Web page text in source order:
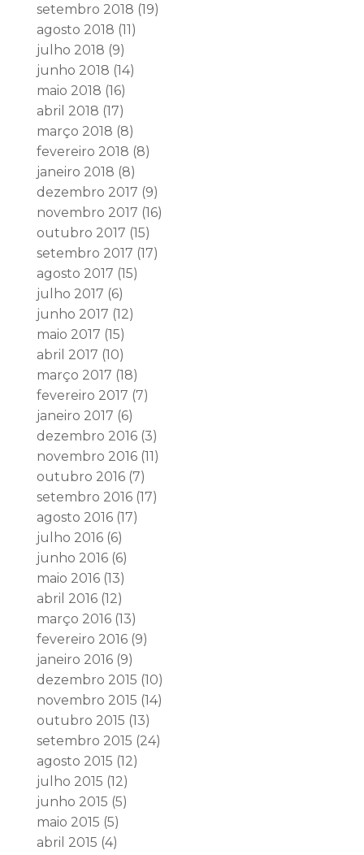
setembro 2018 (19)
agosto 2018 (11)
julho 2018 (9)
junho 2018 (14)
maio 2018 (16)
abril 2018 (17)
março 2018 (8)
fevereiro 2018 (8)
janeiro 2018 (8)
dezembro 2017 (9)
novembro 2017 (16)
outubro 2017 (15)
setembro 2017 (17)
agosto 2017 (15)
julho 2017 (6)
junho 2017 (12)
maio 2017 (15)
abril 2017 (10)
março 2017 (18)
fevereiro 2017 (7)
janeiro 2017 (6)
dezembro 2016(3)
novembro 2016(11)
outubro 2016(7)
setembro 2016(17)
agosto 2016(17)
julho 2016(6)
junho 2016(6)
maio 2016(13)
abril 2016(12)
março 2016(13)
fevereiro 2016(9)
janeiro 2016(9)
dezembro 2015 (10)
novembro 2015 (14)
outubro 2015 (13)
setembro 2015 (24)
agosto 2015 (12)
julho 2015 (12)
junho 2015 (5)
maio 2015 (5)
abril 2015 (4)